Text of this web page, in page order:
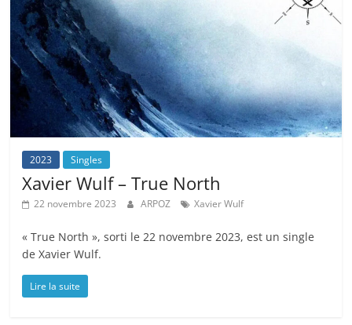
2023 Singles
Xavier Wulf – True North
22 novembre 2023 ARPOZ Xavier Wulf
« True North », sorti le 22 novembre 2023, est un single
de Xavier Wulf.
Lire la suite